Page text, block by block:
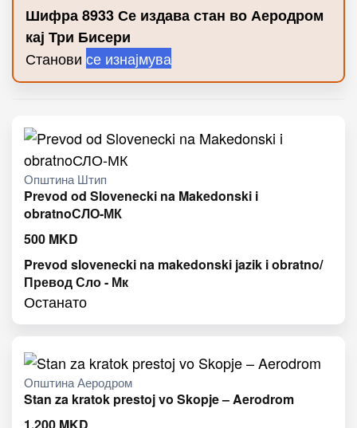
Шифра 8933 Се издава стан во Аеродром
кај Три Бисери
Станови се изнајмува
Општина Штип
Prevod od Slovenecki na Makedonski i
obratnoСЛО-МК
500 MKD
Prevod slovenecki na makedonski jazik i obratno/
Превод Сло - Мк
Останато
Општина Аеродром
Stan za kratok prestoj vo Skopje – Aerodrom
1.200 MKD